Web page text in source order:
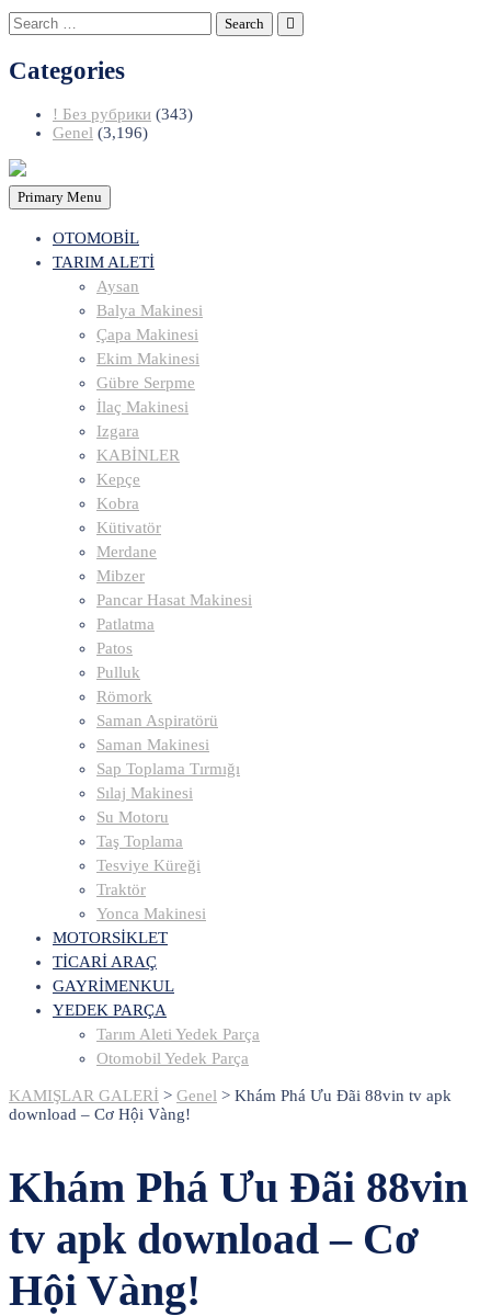
Search
for:
Categories
! Без рубрики (343)
Genel (3,196)
Primary Menu
OTOMOBİL
TARIM ALETİ
Aysan
Balya Makinesi
Çapa Makinesi
Ekim Makinesi
Gübre Serpme
İlaç Makinesi
Izgara
KABİNLER
Kepçe
Kobra
Kütivatör
Merdane
Mibzer
Pancar Hasat Makinesi
Patlatma
Patos
Pulluk
Römork
Saman Aspiratörü
Saman Makinesi
Sap Toplama Tırmığı
Sılaj Makinesi
Su Motoru
Taş Toplama
Tesviye Küreği
Traktör
Yonca Makinesi
MOTORSİKLET
TİCARİ ARAÇ
GAYRİMENKUL
YEDEK PARÇA
Tarım Aleti Yedek Parça
Otomobil Yedek Parça
KAMIŞLAR GALERİ > Genel > Khám Phá Ưu Đãi 88vin tv apk
download – Cơ Hội Vàng!
Khám Phá Ưu Đãi 88vin
tv apk download – Cơ
Hội Vàng!